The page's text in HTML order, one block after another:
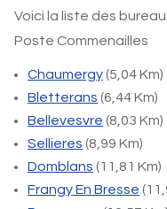
Voici la liste des
Poste Commenailles
Chaumergy(5,04 Km)
Bletterans (6,44 Km)
Bellevesvre (8,03 Km)
Sellieres (8,99 Km)
Domblans (11,81 Km)
Frangy En Bresse